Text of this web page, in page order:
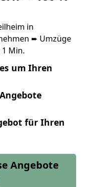
in
➨ Umzüge
Min.
um Ihren
für Ihren
Angebote